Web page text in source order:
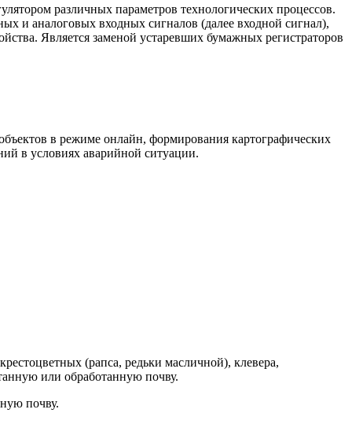
различных параметров технологических процессов.
и аналоговых входных сигналов (далее входной сигнал),
Является заменой устаревших бумажных регистраторов
в режиме онлайн, формирования картографических
в условиях аварийной ситуации.
(рапса, редьки масличной), клевера,
или обработанную почву.
почву.